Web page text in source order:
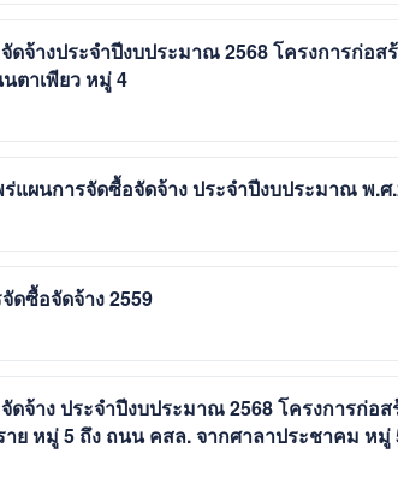
ดจ้างประจำปีงบประมาณ 2568 โครงการก่อ
ตาเพียว หมู่ 4
ร่แผนการจัดซื้อจัดจ้าง ประจำปีงบประมาณ พ.ศ
ดซื้อจัดจ้าง 2559
ดจ้าง ประจำปีงบประมาณ 2568 โครงการก่อ
ย หมู่ 5 ถึง ถนน คสล. จากศาลาประชาคม หมู่